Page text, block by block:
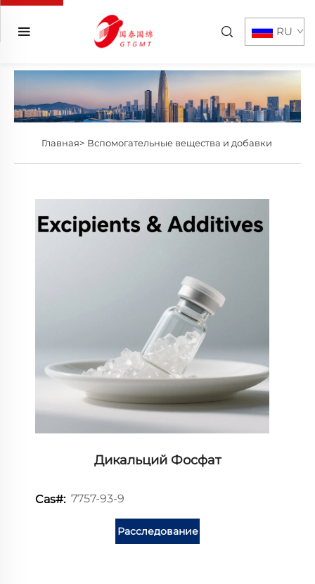
RU
Главная> Вспомогательные вещества и добавки
Дикальций Фосфат
Cas#: 7757-93-9
Расследование